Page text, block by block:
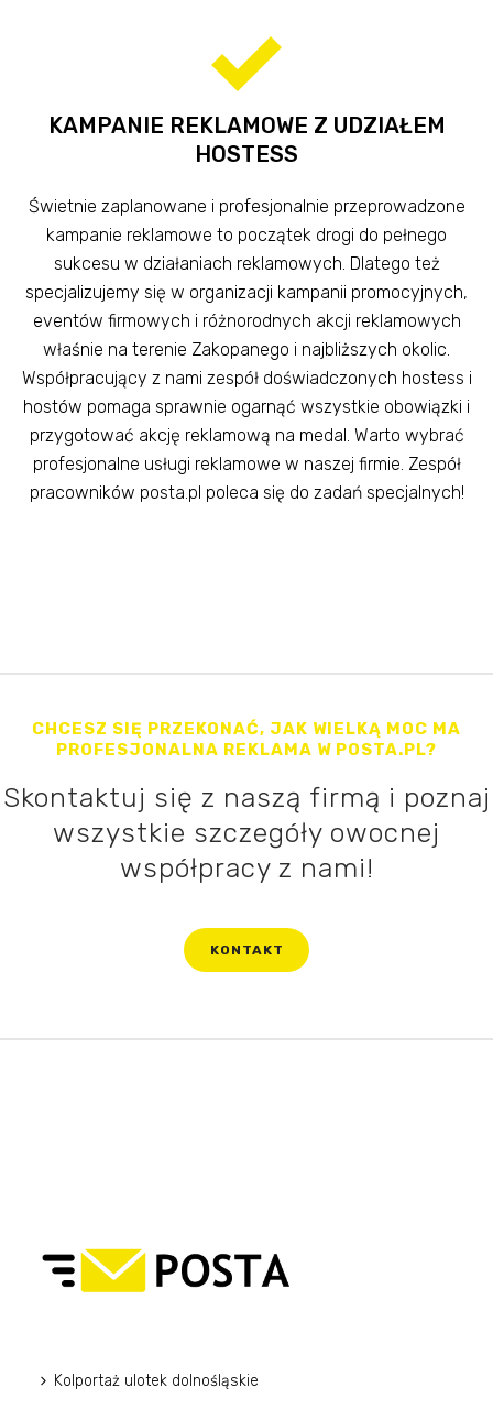
KAMPANIE REKLAMOWE Z UDZIAŁEM
HOSTESS
Świetnie zaplanowane i profesjonalnie przeprowadzone
kampanie reklamowe to początek drogi do pełnego
sukcesu w działaniach reklamowych. Dlatego też
specjalizujemy się w organizacji kampanii promocyjnych,
eventów firmowych i różnorodnych akcji reklamowych
właśnie na terenie Zakopanego i najbliższych okolic.
Współpracujący z nami zespół doświadczonych hostess i
hostów pomaga sprawnie ogarnąć wszystkie obowiązki i
przygotować akcję reklamową na medal. Warto wybrać
profesjonalne usługi reklamowe w naszej firmie. Zespół
pracowników posta.pl poleca się do zadań specjalnych!
CHCESZ SIĘ PRZEKONAĆ, JAK WIELKĄ MOC MA
PROFESJONALNA REKLAMA W POSTA.PL?
Skontaktuj się z naszą firmą i poznaj
wszystkie szczegóły owocnej
współpracy z nami!
KONTAKT
Kolportaż ulotek dolnośląskie